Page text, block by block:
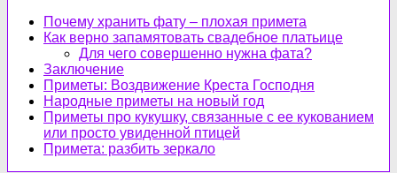
Почему хранить фату – плохая примета
Как верно запамятовать свадебное платьице
Для чего совершенно нужна фата?
Заключение
Приметы: Воздвижение Креста Господня
Народные приметы на новый год
Приметы про кукушку, связанные с ее кукованием
или просто увиденной птицей
Примета: разбить зеркало